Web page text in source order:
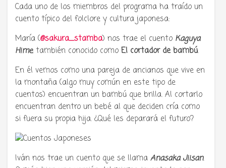
Cada uno de los miembros del programa ha traído un
cuento típico del folclore y cultura japonesa:
María (@sakura_stamba) nos trae el cuento Kaguya
Hime, también conocido como El cortador de bambú.
En él vemos como una pareja de ancianos que vive en
la montaña (algo muy común en este tipo de
cuentos) encuentran un bambú que brilla. Al cortarlo
encuentran dentro un bebé al que deciden cría como
si fuera su propia hija. ¿Qué les deparará el futuro?
Iván nos trae un cuento que se llama Anasaka Jiisan.